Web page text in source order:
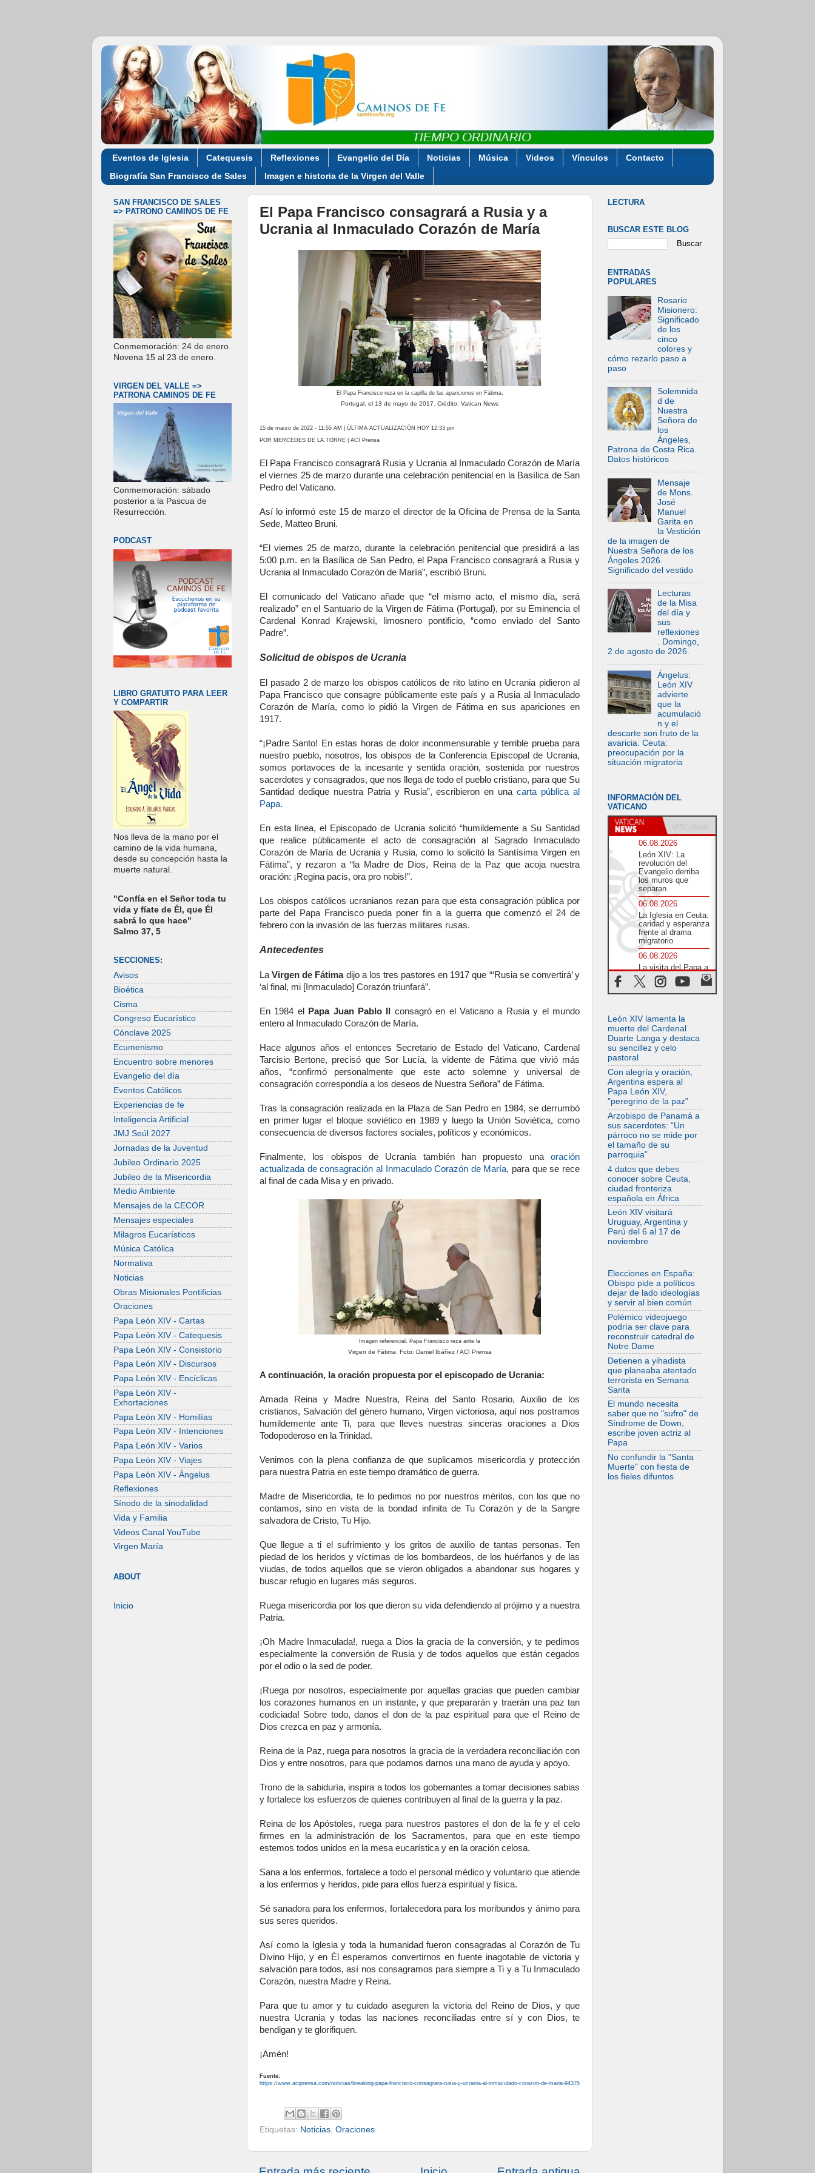
Eventos de Iglesia Catequesis Reflexiones Evangelio del Día Noticias Música Videos Vínculos
Contacto
Biografía San Francisco de Sales
Imagen e historia de la Virgen del Valle
El Papa Francisco consagrará a Rusia y a
Ucrania al Inmaculado Corazón de María
El Papa Francisco reza en la capilla de las apariciones en Fátima,
Portugal, el 13 de mayo de 2017. Crédito: Vatican News
15 de marzo de 2022 - 11:55 AM | ÚLTIMA ACTUALIZACIÓN HOY 12:33 pm
POR MERCEDES DE LA TORRE | ACI Prensa
El Papa Francisco consagrará Rusia y Ucrania al Inmaculado Corazón de María
el viernes 25 de marzo durante una celebración penitencial en la Basílica de San
Pedro del Vaticano.
Así lo informó este 15 de marzo el director de la Oficina de Prensa de la Santa
Sede, Matteo Bruni.
“El viernes 25 de marzo, durante la celebración penitencial que presidirá a las
5:00 p.m. en la Basílica de San Pedro, el Papa Francisco consagrará a Rusia y
Ucrania al Inmaculado Corazón de María”, escribió Bruni.
El comunicado del Vaticano añade que “el mismo acto, el mismo día, será
realizado” en el Santuario de la Virgen de Fátima (Portugal), por su Eminencia el
Cardenal Konrad Krajewski, limosnero pontificio, “como enviado del Santo
Padre”.
Solicitud de obispos de Ucrania
El pasado 2 de marzo los obispos católicos de rito latino en Ucrania pidieron al
Papa Francisco que consagre públicamente este país y a Rusia al Inmaculado
Corazón de María, como lo pidió la Virgen de Fátima en sus apariciones en
1917.
“¡Padre Santo! En estas horas de dolor inconmensurable y terrible prueba para
nuestro pueblo, nosotros, los obispos de la Conferencia Episcopal de Ucrania,
somos portavoces de la incesante y sentida oración, sostenida por nuestros
sacerdotes y consagrados, que nos llega de todo el pueblo cristiano, para que Su
Santidad dedique nuestra Patria y Rusia”, escribieron en unacarta pública al
Papa.
En esta línea, el Episcopado de Ucrania solicitó “humildemente a Su Santidad
que realice públicamente el acto de consagración al Sagrado Inmaculado
Corazón de María de Ucrania y Rusia, como lo solicitó la Santísima Virgen en
Fátima”, y rezaron a “la Madre de Dios, Reina de la Paz que acoja nuestra
oración: ¡Regina pacis, ora pro nobis!”.
Los obispos católicos ucranianos rezan para que esta consagración pública por
parte del Papa Francisco pueda poner fin a la guerra que comenzó el 24 de
febrero con la invasión de las fuerzas militares rusas.
Antecedentes
LaVirgen de Fátimadijo a los tres pastores en 1917 que “‘Rusia se convertirá’ y
‘al final, mi [Inmaculado] Corazón triunfará”.
En 1984 el Papa Juan Pablo II
consagró en el Vaticano a Rusia y el mundo
entero al Inmaculado Corazón de María.
Hace algunos años el entonces Secretario de Estado del Vaticano, Cardenal
Tarcisio Bertone, precisó que Sor Lucía, la vidente de Fátima que vivió más
años, “confirmó personalmente que este acto solemne y universal de
consagración correspondía a los deseos de Nuestra Señora” de Fátima.
Tras la consagración realizada en la Plaza de San Pedro en 1984, se derrumbó
en primer lugar el bloque soviético en 1989 y luego la Unión Soviética, como
consecuencia de diversos factores sociales, políticos y económicos.
Finalmente, los obispos de Ucrania también han propuesto una oración
actualizada de consagración al Inmaculado Corazón de María, para que se rece
al final de cada Misa y en privado.
Imagen referencial. Papa Francisco reza ante la
Virgen de Fátima. Foto: Daniel Ibáñez / ACI Prensa
A continuación, la oración propuesta por el episcopado de Ucrania:
Amada Reina y Madre Nuestra, Reina del Santo Rosario, Auxilio de los
cristianos, Salvación del género humano, Virgen victoriosa, aquí nos postramos
humildemente ante Ti, para que lleves nuestras sinceras oraciones a Dios
Todopoderoso en la Trinidad.
Venimos con la plena confianza de que suplicamos misericordia y protección
para nuestra Patria en este tiempo dramático de guerra.
Madre de Misericordia, te lo pedimos no por nuestros méritos, con los que no
contamos, sino en vista de la bondad infinita de Tu Corazón y de la Sangre
salvadora de Cristo, Tu Hijo.
Que llegue a ti el sufrimiento y los gritos de auxilio de tantas personas. Ten
piedad de los heridos y víctimas de los bombardeos, de los huérfanos y de las
viudas, de todos aquellos que se vieron obligados a abandonar sus hogares y
buscar refugio en lugares más seguros.
Ruega misericordia por los que dieron su vida defendiendo al prójimo y a nuestra
Patria.
¡Oh Madre Inmaculada!, ruega a Dios la gracia de la conversión, y te pedimos
especialmente la conversión de Rusia y de todos aquellos que están cegados
por el odio o la sed de poder.
¡Ruega por nosotros, especialmente por aquellas gracias que pueden cambiar
los corazones humanos en un instante, y que prepararán y traerán una paz tan
codiciada! Sobre todo, danos el don de la paz espiritual para que el Reino de
Dios crezca en paz y armonía.
Reina de la Paz, ruega para nosotros la gracia de la verdadera reconciliación con
Dios y entre nosotros, para que podamos darnos una mano de ayuda y apoyo.
Trono de la sabiduría, inspira a todos los gobernantes a tomar decisiones sabias
y fortalece los esfuerzos de quienes contribuyen al final de la guerra y la paz.
Reina de los Apóstoles, ruega para nuestros pastores el don de la fe y el celo
firmes en la administración de los Sacramentos, para que en este tiempo
estemos todos unidos en la mesa eucarística y en la oración celosa.
Sana a los enfermos, fortalece a todo el personal médico y voluntario que atiende
a los enfermos y heridos, pide para ellos fuerza espiritual y física.
Sé sanadora para los enfermos, fortalecedora para los moribundos y ánimo para
sus seres queridos.
Así como la Iglesia y toda la humanidad fueron consagradas al Corazón de Tu
Divino Hijo, y en Él esperamos convertirnos en fuente inagotable de victoria y
salvación para todos, así nos consagramos para siempre a Ti y a Tu Inmaculado
Corazón, nuestra Madre y Reina.
Para que tu amor y tu cuidado aseguren la victoria del Reino de Dios, y que
nuestra Ucrania y todas las naciones reconciliadas entre sí y con Dios, te
bendigan y te glorifiquen.
¡Amén!
Fuente:
https://www.aciprensa.com/noticias/breaking-papa-francisco-consagrara-rusia-y-ucrania-al-inmaculado-corazon-de-maria-94375
Etiquetas: Noticias Oraciones
SAN FRANCISCO DE SALES
=> PATRONO CAMINOS DE FE
Conmemoración: 24 de enero.
Novena 15 al 23 de enero.
VIRGEN DEL VALLE =>
PATRONA CAMINOS DE FE
Conmemoración: sábado
posterior a la Pascua de
Resurrección.
PODCAST
LIBRO GRATUITO PARA LEER
Y COMPARTIR
Nos lleva de la mano por el
camino de la vida humana,
desde su concepción hasta la
muerte natural.
"Confía en el Señor toda tu
vida y fíate de Él, que Él
sabrá lo que hace"
Salmo 37, 5
SECCIONES:
Avisos
Bioética
Cisma
Congreso Eucarístico
Cónclave 2025
Ecumenismo
Encuentro sobre menores
Evangelio del día
Eventos Católicos
Experiencias de fe
Inteligencia Artificial
JMJ Seúl 2027
Jornadas de la Juventud
Jubileo Ordinario 2025
Jubileo de la Misericordia
Medio Ambiente
Mensajes de la CECOR
Mensajes especiales
Milagros Eucarísticos
Música Católica
Normativa
Noticias
Obras Misionales Pontificias
Oraciones
Papa León XIV - Cartas
Papa León XIV - Catequesis
Papa León XIV - Consistorio
Papa León XIV - Discursos
Papa León XIV - Encíclicas
Papa León XIV -
Exhortaciones
Papa León XIV - Homilías
Papa León XIV - Intenciones
Papa León XIV - Varios
Papa León XIV - Viajes
Papa León XIV - Ángelus
Reflexiones
Sínodo de la sinodalidad
Vida y Familia
Videos Canal YouTube
Virgen María
ABOUT
Inicio
LECTURA
BUSCAR ESTE BLOG
ENTRADAS
POPULARES
Rosario
Misionero:
Significado
de los
cinco
colores y
cómo rezarlo paso a
paso
Solemnida
d de
Nuestra
Señora de
los
Ángeles,
Patrona de Costa Rica.
Datos históricos
Mensaje
de Mons.
José
Manuel
Garita en
la Vestición
de la imagen de
Nuestra Señora de los
Ángeles 2026.
Significado del vestido
Lecturas
de la Misa
del día y
sus
reflexiones
. Domingo,
2 de agosto de 2026.
Ángelus:
León XIV
advierte
que la
acumulació
n y el
descarte son fruto de la
avaricia. Ceuta:
preocupación por la
situación migratoria
INFORMACIÓN DEL
VATICANO
06.08.2026
León XIV: La
revolución del
Evangelio derriba
los muros que
separan
06.08.2026
La Iglesia en Ceuta:
caridad y esperanza
frente al drama
migratorio
06.08.2026
La visita del Papa a
Perú será un tiempo
de gracia
reconciliación y
06.08.2026
Cardenal Rossi: "La
llegada del Papa
León a Argentina es
un homenaje a
Francisco"
06.08.2026
En Asís, León XIV
invita a los jóvenes
a «construir la
civilización del
amor»
05.08.2026
El cardenal Parolin
en México: Toda la
sociedad necesita
el mensaje del
Evangelio
05.08.2026
Santa María la
Mayor, Makrickas:
La gracia de Dios
desciende sobre el
mundo
Cristianos y
confucianos:
Respeto y sabiduría
para afrontar los
urgentes desafíos
de hoy
05.08.2026
En marcha hacia
Asís en nombre de
San Francisco, a la
espera de León
05.08.2026
Pagniello: "En
medio del dolor, una
Iglesia que no se
rinde"
León XIV lamenta la
muerte del Cardenal
Duarte Langa y destaca
su sencillez y celo
pastoral
Con alegría y oración,
Argentina espera al
Papa León XIV,
"peregrino de la paz"
Arzobispo de Panamá a
sus sacerdotes: “Un
párroco no se mide por
el tamaño de su
parroquia”
4 datos que debes
conocer sobre Ceuta,
ciudad fronteriza
española en África
León XIV visitará
Uruguay, Argentina y
Perú del 6 al 17 de
noviembre
Elecciones en España:
Obispo pide a políticos
dejar de lado ideologías
y servir al bien común
Polémico videojuego
podría ser clave para
reconstruir catedral de
Notre Dame
Detienen a yihadista
que planeaba atentado
terrorista en Semana
Santa
El mundo necesita
saber que no "sufro" de
Síndrome de Down,
escribe joven actriz al
Papa
No confundir la "Santa
Muerte" con fiesta de
los fieles difuntos